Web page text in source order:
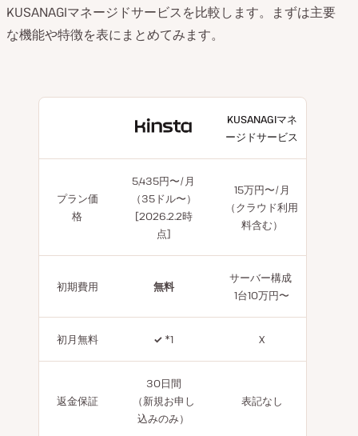
KUSANAGIマネージドサービスを比較します。まずは主要
な機能や特徴を表にまとめてみます。
With
KUSANAGIマネ
ージドサービス
プラン価
格
5,435円〜/月
（35ドル〜）
[2026.2.2時
点]
15万円〜/月
（クラウド利用
料含む）
初期費用 無料
サーバー構成
1台10万円〜
初月無料 ✓ *1 X
返金保証
30日間
（新規お申し
込みのみ）
表記なし